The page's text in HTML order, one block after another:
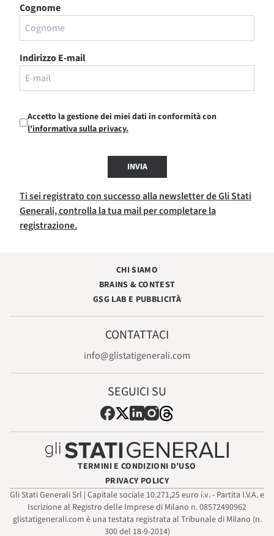
Cognome
Indirizzo E-mail
Accetto la gestione dei miei dati in conformità con
l'informativa sulla privacy.
INVIA
Ti sei registrato con successo alla newsletter de Gli Stati
Generali, controlla la tua mail per completare la
registrazione.
CHI SIAMO
BRAINS & CONTEST
GSG LAB E PUBBLICITÀ
CONTATTACI
info@glistatigenerali.com
SEGUICI SU
TERMINI E CONDIZIONI D’USO
PRIVACY POLICY
Gli Stati Generali Srl | Capitale sociale 10.271,25 euro i.v. - Partita I.V.A. e
Iscrizione al Registro delle Imprese di Milano n. 08572490962
glistatigenerali.com è una testata registrata al Tribunale di Milano (n.
300 del 18-9-2014)